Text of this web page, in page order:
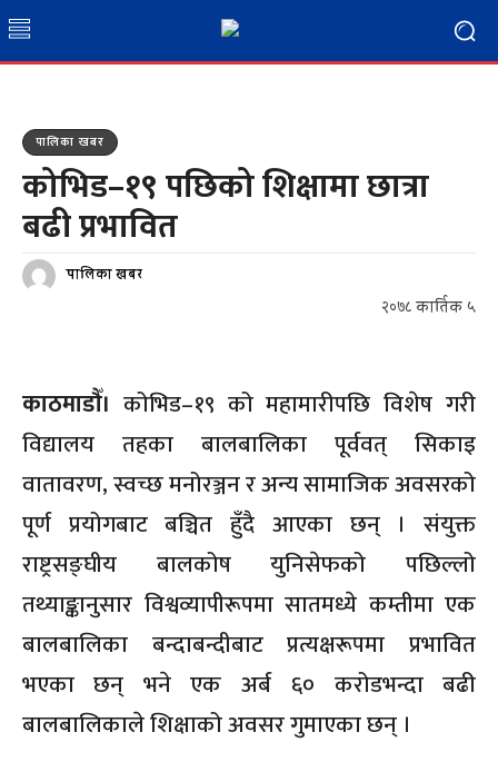
पालिका खबर
कोभिड–१९ पछिको शिक्षामा छात्रा
बढी प्रभावित
पालिका खबर
२०७८ कार्तिक ५
काठमाडौँ। कोभिड–१९ को महामारीपछि विशेष गरी
विद्यालय तहका बालबालिका पूर्ववत् सिकाइ
वातावरण, स्वच्छ मनोरञ्जन र अन्य सामाजिक अवसरको
पूर्ण प्रयोगबाट बञ्चित हुँदै आएका छन् । संयुक्त
राष्ट्रसङ्घीय बालकोष युनिसेफको पछिल्लो
तथ्याङ्कानुसार विश्वव्यापीरूपमा सातमध्ये कम्तीमा एक
बालबालिका बन्दाबन्दीबाट प्रत्यक्षरूपमा प्रभावित
भएका छन् भने एक अर्ब ६० करोडभन्दा बढी
बालबालिकाले शिक्षाको अवसर गुमाएका छन् ।